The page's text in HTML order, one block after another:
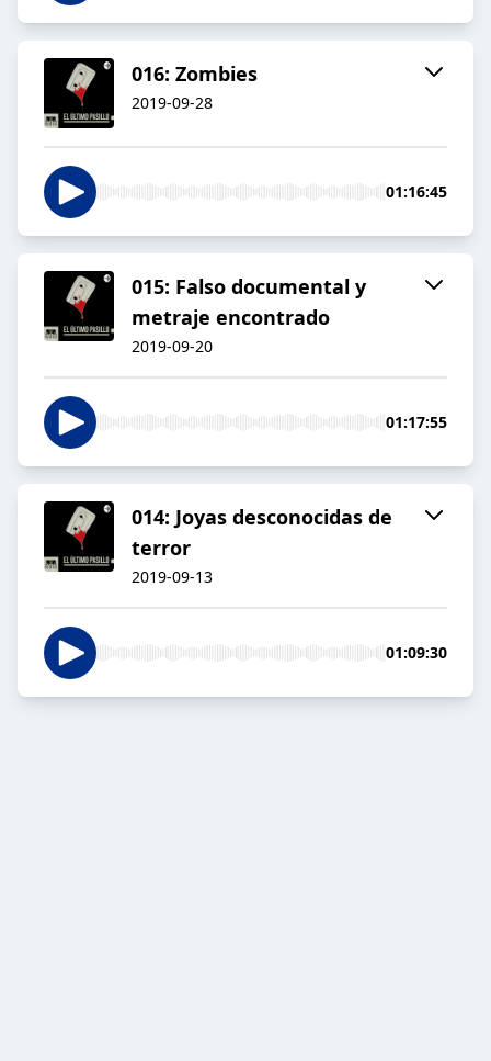
016: Zombies
2019-09-28
01:16:45
015: Falso documental y
metraje encontrado
2019-09-20
01:17:55
014: Joyas desconocidas de
terror
2019-09-13
01:09:30